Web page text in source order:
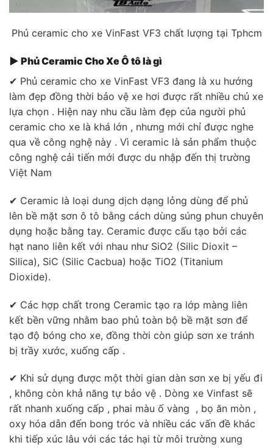
Phủ ceramic cho xe VinFast VF3 chất lượng tại Tphcm
▶ Phủ Ceramic Cho Xe Ô tô là gì
✔ Phủ ceramic cho xe VinFast VF3 đang là xu hướng
làm đẹp đồng thời bảo vệ xe hơi được rất nhiều chủ xe
lựa chọn . Hiện nay nhu cầu làm đẹp của người phủ
ceramic cho xe là khá lớn , nhưng mới chỉ được nghe
qua về công nghệ này . Vì ceramic là sản phẩm thuộc
công nghệ cải tiến mới được du nhập đến thị trường
Việt Nam
✔ Ceramic là loại dung dịch dạng lỏng dùng để phủ
lên bề mặt sơn ô tô bằng cách dùng súng phun chuyên
dụng hoặc bằng tay. Ceramic được cấu tạo bởi các
hạt nano liên kết với nhau như SiO2 (Silic Dioxit –
Silica), SiC (Silic Cacbua) hoặc TiO­­2 (Titanium
Dioxide).
✔ Các hợp chất trong Ceramic tạo ra lớp màng liên
kết bền vững nhằm bao phủ toàn bộ bề mặt sơn để
tạo độ bóng cho xe, đồng thời còn giúp sơn xe tránh
bị trầy xước, xuống cấp .
✔ Khi sử dụng được một thời gian dàn sơn xe bị yếu đi
, không còn khả năng tự bảo vệ . Dòng xe Vinfast sẽ
rất nhanh xuống cấp , phai màu ố vàng , bọ ăn mòn ,
oxy hóa dẫn đến bong tróc và nhiều các vấn đề khác
khi tiếp xúc lâu với các tác hại từ môi trường xung